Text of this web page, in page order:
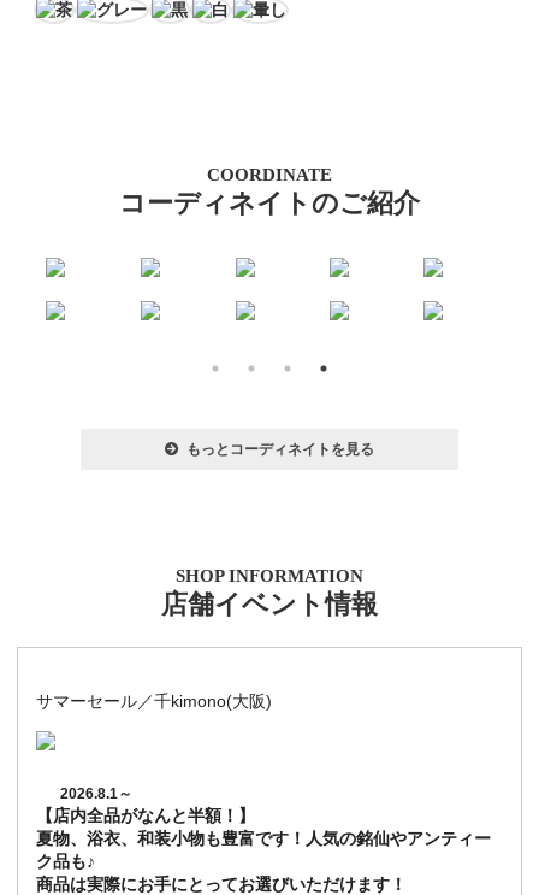
COORDINATE
コーディネイトのご紹介
もっとコーディネイトを見る
SHOP INFORMATION
店舗イベント情報
サマーセール／千kimono(大阪)
2026.8.1～
【店内全品がなんと半額！】
夏物、浴衣、和装小物も豊富です！人気の銘仙やアンティー
ク品も♪
商品は実際にお手にとってお選びいただけます！